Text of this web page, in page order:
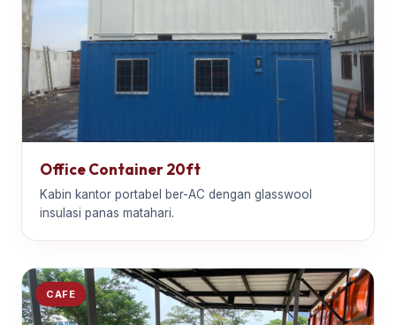
Office Container 20ft
Kabin kantor portabel ber-AC dengan glasswool
insulasi panas matahari.
CAFE